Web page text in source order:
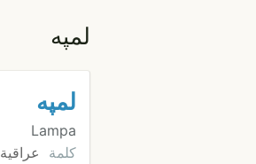
لمپه
لمپه
Lampa
كلمة
عراقية